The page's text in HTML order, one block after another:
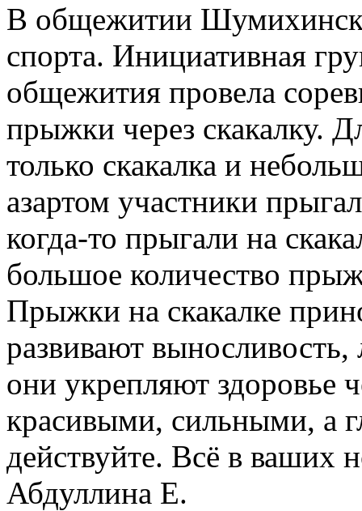
В общежитии
спорта. Инициативная
общежития провела
прыжки через скакалку.
только скакалка и
азартом участники
когда-то прыгали на
большое количество
Прыжки на скакалке
развивают
они укрепляют здоровье
красивыми, сильными, а
действуйте. Всё в ваших
Абдуллина Е.